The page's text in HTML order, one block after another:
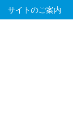
サイトのご案内